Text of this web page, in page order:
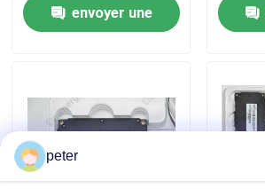
Contactez-nous
Cas
Demandez une citation
envoyer une
peter